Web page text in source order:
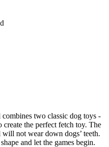
two classic dog toys -
create the perfect fetch toy. The
not wear down dogs’ teeth.
and let the games begin.